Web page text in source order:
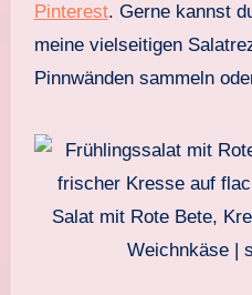
Pinterest. Gerne kannst
meine vielseitigen
Pinnwänden sammeln
Salat mit Rote Bete,
Weichnkäse |